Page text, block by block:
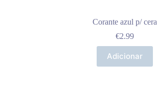
Corante azul p/ cera
€2.99
Adicionar